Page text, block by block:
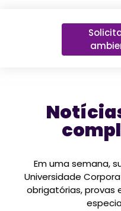
Em uma semana,
Universidade
obrigatórias, provas